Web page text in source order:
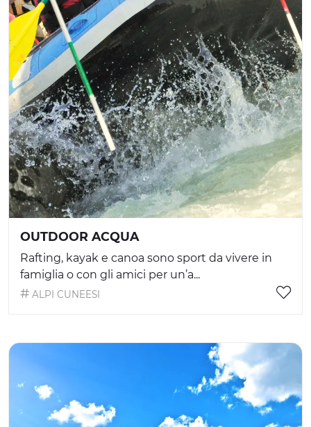
OUTDOOR ACQUA
Rafting, kayak e canoa sono sport da vivere in
famiglia o con gli amici per un’a...
ALPI CUNEESI